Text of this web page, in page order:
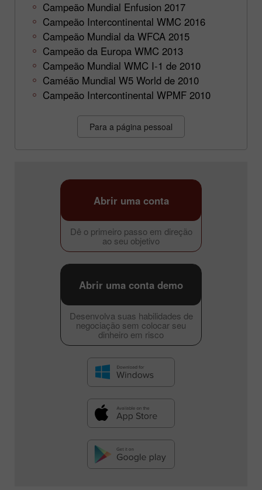
Campeão Mundial Enfusion 2017
Campeão Intercontinental WMC 2016
Campeão Mundial da WFCA 2015
Campeão da Europa WMC 2013
Campeão Mundial WMC I-1 de 2010
Caméão Mundial W5 World de 2010
Campeão Intercontinental WPMF 2010
Para a página pessoal
Dê o primeiro passo em direção
ao seu objetivo
Abrir uma conta
Desenvolva suas habilidades de
negociação sem colocar seu
dinheiro em risco
Abrir uma conta demo